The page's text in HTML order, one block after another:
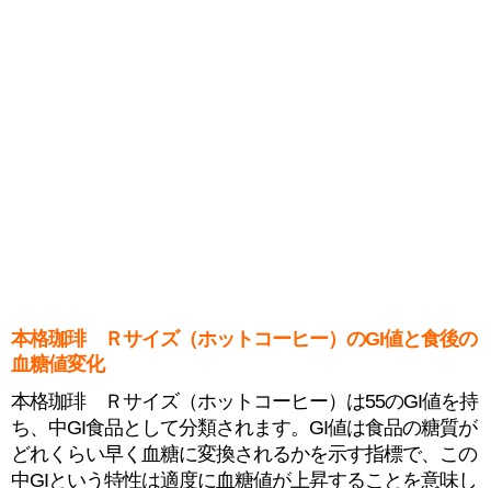
本格珈琲 Ｒサイズ（ホットコーヒー）のGI値と食後の
血糖値変化
本格珈琲 Ｒサイズ（ホットコーヒー）は55のGI値を持
ち、中GI食品として分類されます。GI値は食品の糖質が
どれくらい早く血糖に変換されるかを示す指標で、この
中GIという特性は適度に血糖値が上昇することを意味し